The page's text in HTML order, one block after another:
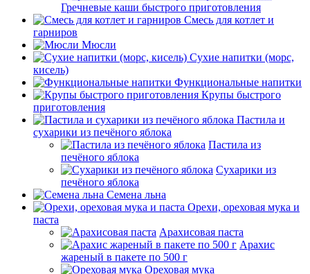
Гречневые каши быстрого приготовления
Смесь для котлет и
гарниров
Мюсли
Сухие напитки (морс,
кисель)
Функциональные напитки
Крупы быстрого
приготовления
Пастила и
сухарики из печёного яблока
Пастила из
печёного яблока
Сухарики из
печёного яблока
Семена льна
Орехи, ореховая мука и
паста
Арахисовая паста
Арахис
жареный в пакете по 500 г
Ореховая мука